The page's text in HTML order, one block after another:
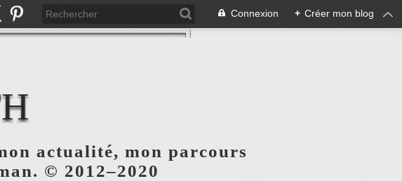
Connexion + Créer mon blog
actualité, mon parcours
© 2012–2020